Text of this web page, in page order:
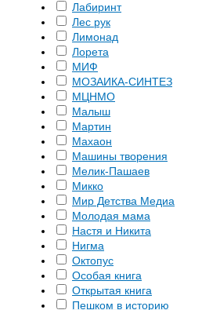
Лабиринт
Лес рук
Лимонад
Лорета
МИФ
МОЗАИКА-СИНТЕЗ
МЦНМО
Малыш
Мартин
Махаон
Машины творения
Мелик-Пашаев
Микко
Мир Детства Медиа
Молодая мама
Настя и Никита
Нигма
Октопус
Особая книга
Открытая книга
Пешком в историю